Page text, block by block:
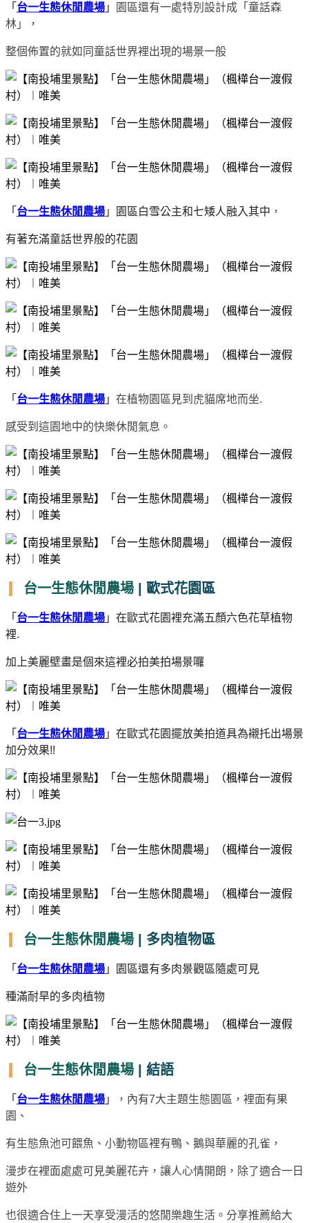
「 台一生態休閒農場 」
園區還有一處特別設計成「童話森
林」，
整個佈置的就如同童話世界裡出現的場景一般
「 台一生態休閒農場 」園區白雪公主和七矮人融入其中 ，
有著充滿童話世界般的花園
「 台一生態休閒農場 」 在植物園區見到虎貓席地而坐.
感受到這園地中的快樂休閒氣息。
台一生態休閒農場 | 歐式花園區
「 台一生態休閒農場 」在歐式花園裡充滿五顏六色花草植物
裡.
加上美麗壁畫是個來這裡必拍美拍場景囉
「 台一生態休閒農場 」在歐式花園擺放美拍道具為襯托出場景
加分效果!!
台一生態休閒農場 | 多肉植物區
「 台一生態休閒農場 」園區還有多肉景觀區隨處可見
種滿耐旱的多肉植物
台一生態休閒農場 | 結語
「 台一生態休閒農場 」
，內有7大主題生態園區，裡面有果
園、
有生態魚池可餵魚、小動物區裡有鴨、鵝與華麗的孔雀，
漫步在裡面處處可見美麗花卉，讓人心情開朗，除了適合一日
遊外
也很適合住上一天享受漫活的悠閒樂趣生活。分享推薦給大